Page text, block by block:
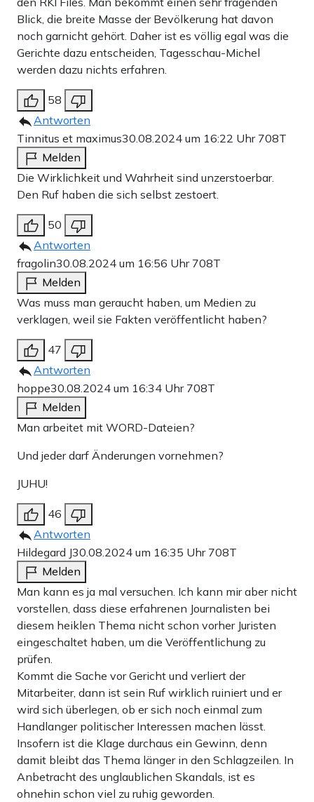
Blick, die breite Masse der Bevölkerung hat davon
noch garnicht gehört. Daher ist es völlig egal was die
Gerichte dazu entscheiden, Tagesschau-Michel
werden dazu nichts erfahren.
58
Antworten
Tinnitus et maximus30.08.2024 um 16:22 Uhr 708T
Melden
Die Wirklichkeit und Wahrheit sind unzerstoerbar.
Den Ruf haben die sich selbst zestoert.
50
Antworten
fragolin30.08.2024 um 16:56 Uhr 708T
Melden
Was muss man geraucht haben, um Medien zu
verklagen, weil sie Fakten veröffentlicht haben?
47
Antworten
hoppe30.08.2024 um 16:34 Uhr 708T
Melden
Man arbeitet mit WORD-Dateien?
Und jeder darf Änderungen vornehmen?
JUHU!
46
Antworten
Hildegard J30.08.2024 um 16:35 Uhr 708T
Melden
Man kann es ja mal versuchen. Ich kann mir aber nicht
vorstellen, dass diese erfahrenen Journalisten bei
diesem heiklen Thema nicht schon vorher Juristen
eingeschaltet haben, um die Veröffentlichung zu
prüfen.
Kommt die Sache vor Gericht und verliert der
Mitarbeiter, dann ist sein Ruf wirklich ruiniert und er
wird sich überlegen, ob er sich noch einmal zum
Handlanger politischer Interessen machen lässt.
Insofern ist die Klage durchaus ein Gewinn, denn
damit bleibt das Thema länger in den Schlagzeilen. In
Anbetracht des unglaublichen Skandals, ist es
ohnehin schon viel zu ruhig geworden.